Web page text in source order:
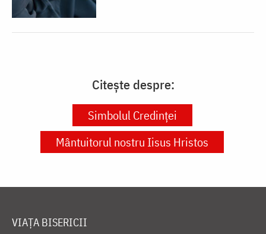
Citește despre:
Simbolul Credinței
Mântuitorul nostru Iisus Hristos
VIAȚA BISERICII